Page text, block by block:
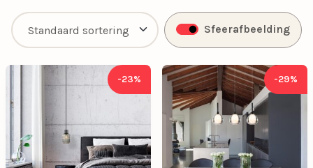
Sfeerafbeelding
-23% -29%